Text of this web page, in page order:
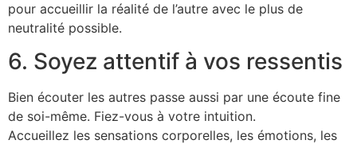
pour accueillir la réalité de l’autre avec le plus de
neutralité possible.
6. Soyez attentif à vos ressentis
Bien écouter les autres passe aussi par une écoute fine
de soi-même. Fiez-vous à votre intuition.
Accueillez les sensations corporelles, les émotions, les